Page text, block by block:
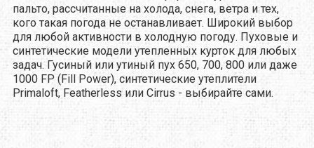
пальто, рассчитанные на холода, снега, ветра и тех,
кого такая погода не останавливает. Широкий выбор
для любой активности в холодную погоду. Пуховые и
синтетические модели утепленных курток для любых
задач. Гусиный или утиный пух 650, 700, 800 или даже
1000 FP (Fill Power), синтетические утеплители
Primaloft, Featherless или Cirrus - выбирайте сами.